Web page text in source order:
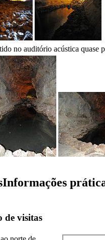
no auditório acústica quase
Informações
de visitas